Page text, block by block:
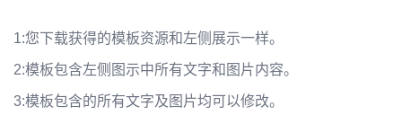
1:您下载获得的模板资源和左侧展示一样。
2:模板包含左侧图示中所有文字和图片内容。
3:模板包含的所有文字及图片均可以修改。